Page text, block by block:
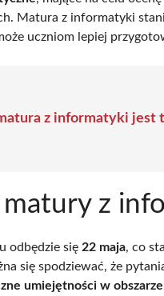
Matura z informatyki
uczniom lepiej
z informatyki jest
z
odbędzie się 22 maja, co
się spodziewać, że
umiejętności w